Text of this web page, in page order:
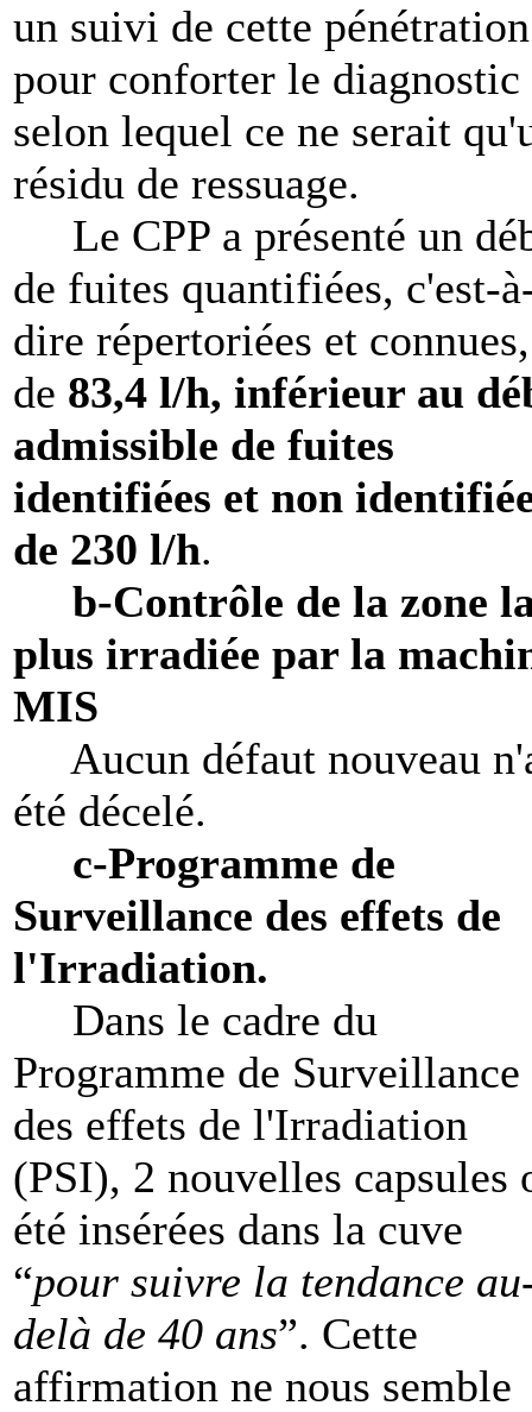
un suivi de cette pénétration
pour conforter le diagnostic
selon lequel ce ne serait
résidu de ressuage.
Le CPP a présenté un
de fuites quantifiées, c'est-
dire répertoriées et connues,
de 83,4 l/h, inférieur au
admissible de fuites
identifiées et non
de 230 l/h.
b-Contrôle de la zone
plus irradiée par la
MIS
Aucun défaut nouveau
été décelé.
c-Programme de
Surveillance des effets de
l'Irradiation.
Dans le cadre du
Programme de Surveillance
des effets de l'Irradiation
(PSI), 2 nouvelles capsules
été insérées dans la cuve
“pour suivre la tendance
delà de 40 ans”. Cette
affirmation ne nous semble